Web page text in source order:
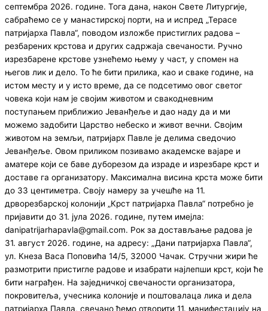
септембра 2026. године. Тога дана, након Свете Литургије,
сабраћемо се у манастирској порти, на и испред „Терасе
патријарха Павла“, поводом изложбе пристиглих радова –
резбарених крстова и других садржаја свечаности. Ручно
изрезбарене крстове узнећемо њему у част, у спомен на
његов лик и дело. То ће бити прилика, као и сваке године, на
истом месту и у исто време, да се подсетимо овог светог
човека који нам је својим животом и свакодневним
поступањем приближио Јеванђеље и дао наду да и ми
можемо задобити Царство небеско и живот вечни. Својим
животом на земљи, патријарх Павле је делима сведочио
Јеванђеље. Овом приликом позивамо академске вајаре и
аматере који се баве дуборезом да израде и изрезбаре крст и
доставе га организатору. Максимална висина крста може бити
до 33 центиметра. Своју намеру за учешће на 11.
дрворезбарској колонији „Крст патријарха Павла“ потребно је
пријавити до 31. јула 2026. године, путем имејла:
danipatrijarhapavla@gmail.com. Рок за достављање радова је
31. август 2026. године, на адресу: „Дани патријарха Павла“,
ул. Кнеза Васа Поповића 14/5, 32000 Чачак. Стручни жири ће
размотрити пристигле радове и изабрати најлепши крст, који ће
бити награђен. На заједничкој свечаности организатора,
покровитеља, учесника колоније и поштовалаца лика и дела
патријарха Павла, свечано ћемо отворити 11. манифестацију на